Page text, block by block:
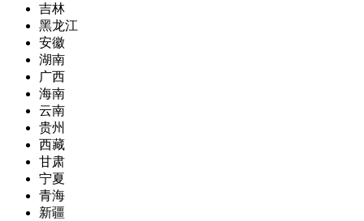
吉林
黑龙江
安徽
湖南
广西
海南
云南
贵州
西藏
甘肃
宁夏
青海
新疆